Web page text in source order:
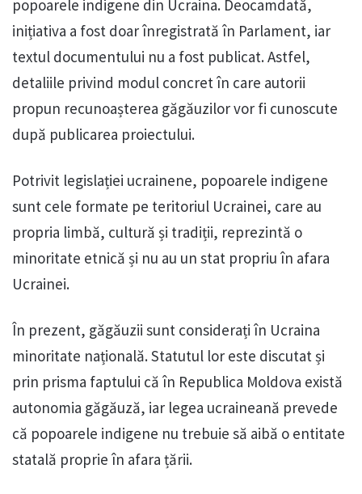
popoarele indigene din Ucraina. Deocamdată,
inițiativa a fost doar înregistrată în Parlament, iar
textul documentului nu a fost publicat. Astfel,
detaliile privind modul concret în care autorii
propun recunoașterea găgăuzilor vor fi cunoscute
după publicarea proiectului.
Potrivit legislației ucrainene, popoarele indigene
sunt cele formate pe teritoriul Ucrainei, care au
propria limbă, cultură și tradiții, reprezintă o
minoritate etnică și nu au un stat propriu în afara
Ucrainei.
În prezent, găgăuzii sunt considerați în Ucraina
minoritate națională. Statutul lor este discutat și
prin prisma faptului că în Republica Moldova există
autonomia găgăuză, iar legea ucraineană prevede
că popoarele indigene nu trebuie să aibă o entitate
statală proprie în afara țării.